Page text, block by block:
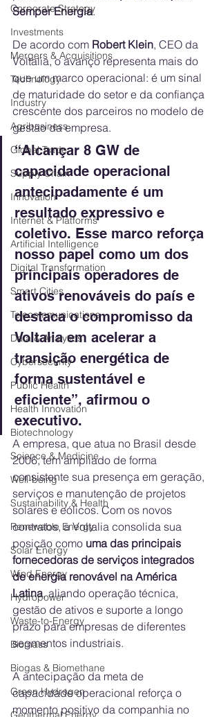
Corporate Strategy
Investments
Mergers & Acquisitions
Technology
Industry
Agribusiness
Global Trade
Supply Chain
Innovation
Internet & Platforms
Artificial Intelligence
Digital Transformation
Smart Cities
Telecommunications
Data & Analytics
Cybersecurity
Public Health
Health Innovation
Biotechnology
Science & Medicine
Well-being
Sustainability & Health
Renewable Energy
Solar Energy
Wind Energy
Hydropower
Waste-to-Energy
Biomass
Biogas & Biomethane
Green Hydrogen
Semper Energia.
De acordo com Robert Klein, CEO da
Voltalia, o avanço representa mais do
que um marco operacional: é um sinal
de maturidade do setor e da confiança
crescente dos parceiros no modelo de
gestão da empresa.
“Alcançar 8 GW de
capacidade operacional
antecipadamente é um
resultado expressivo e
coletivo. Esse marco reforça
nosso papel como um dos
principais operadores de
ativos renováveis do país e
destaca o compromisso da
Voltalia em acelerar a
transição energética de
forma sustentável e
eficiente”, afirmou o
executivo.
A empresa, que atua no Brasil desde
2006, tem ampliado de forma
consistente sua presença em geração,
serviços e manutenção de projetos
solares e eólicos. Com os novos
contratos, a Voltalia consolida sua
posição como uma das principais
fornecedoras de serviços integrados
de energia renovável na América
Latina, aliando operação técnica,
gestão de ativos e suporte a longo
prazo para empresas de diferentes
segmentos industriais.
A antecipação da meta de
capacidade operacional reforça o
momento positivo da companhia no